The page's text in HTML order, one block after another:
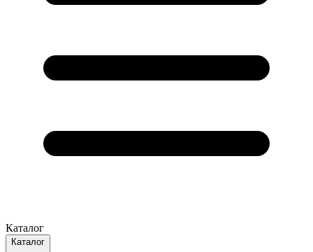
Каталог
Каталог